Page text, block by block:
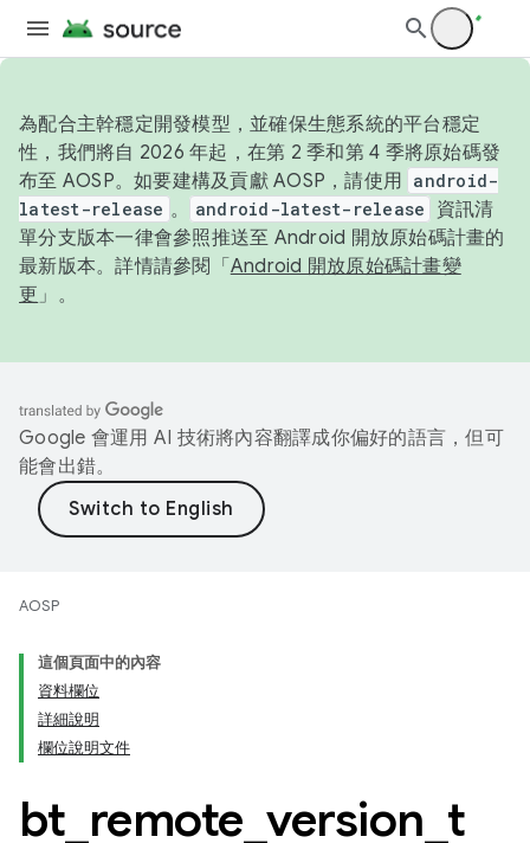
為配合主幹穩定開發模型，並確保生態系統的平台穩定
性，我們將自 2026 年起，在第 2 季和第 4 季將原始碼發
布至 AOSP。如要建構及貢獻 AOSP，請使用 android-
latest-release 。 android-latest-release
資訊清
單分支版本一律會參照推送至 Android 開放原始碼計畫的
最新版本。詳情請參閱「 Android 開放原始碼計畫變
更 」。
Google 會運用 AI 技術將內容翻譯成你偏好的語言，但可
能會出錯。
AOSP
這個頁面中的內容
資料欄位
詳細說明
欄位說明文件
bt remote version t